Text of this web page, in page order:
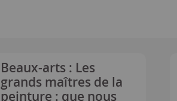
Beaux-arts : Les
grands maîtres de la
peinture : que nous